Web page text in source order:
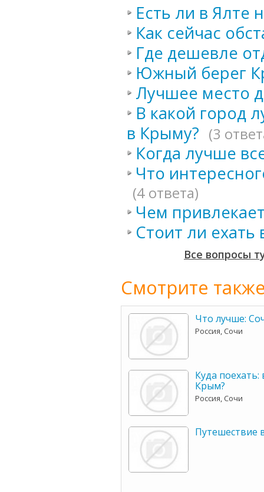
Есть ли в Ялте
Как сейчас
Где дешевле
Южный берег
Лучшее место
В какой город
в Крыму? (3
Когда лучше
Что
(4 ответа)
Чем
Стоит ли ехать
Все вопросы
Смотрите
Что лучше:
Россия, Сочи
Куда
Крым?
Россия, Сочи
Путешествие